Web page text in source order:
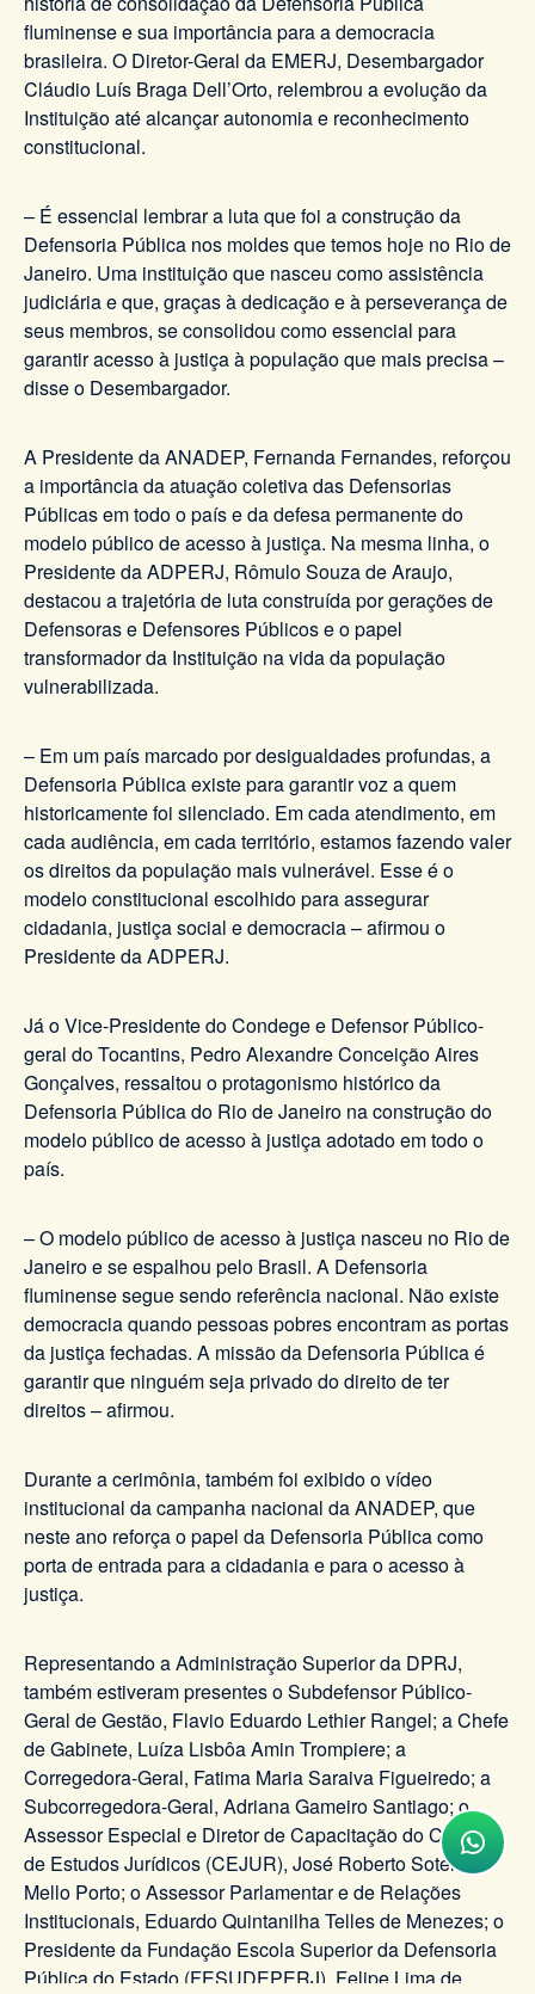
fluminense e sua importância para a democracia
brasileira. O Diretor-Geral da EMERJ, Desembargador
Cláudio Luís Braga Dell’Orto, relembrou a evolução da
Instituição até alcançar autonomia e reconhecimento
constitucional.
– É essencial lembrar a luta que foi a construção da
Defensoria Pública nos moldes que temos hoje no Rio de
Janeiro. Uma instituição que nasceu como assistência
judiciária e que, graças à dedicação e à perseverança de
seus membros, se consolidou como essencial para
garantir acesso à justiça à população que mais precisa –
disse o Desembargador.
A Presidente da ANADEP, Fernanda Fernandes, reforçou
a importância da atuação coletiva das Defensorias
Públicas em todo o país e da defesa permanente do
modelo público de acesso à justiça. Na mesma linha, o
Presidente da ADPERJ, Rômulo Souza de Araujo,
destacou a trajetória de luta construída por gerações de
Defensoras e Defensores Públicos e o papel
transformador da Instituição na vida da população
vulnerabilizada.
– Em um país marcado por desigualdades profundas, a
Defensoria Pública existe para garantir voz a quem
historicamente foi silenciado. Em cada atendimento, em
cada audiência, em cada território, estamos fazendo valer
os direitos da população mais vulnerável. Esse é o
modelo constitucional escolhido para assegurar
cidadania, justiça social e democracia – afirmou o
Presidente da ADPERJ.
Já o Vice-Presidente do Condege e Defensor Público-
geral do Tocantins, Pedro Alexandre Conceição Aires
Gonçalves, ressaltou o protagonismo histórico da
Defensoria Pública do Rio de Janeiro na construção do
modelo público de acesso à justiça adotado em todo o
país.
– O modelo público de acesso à justiça nasceu no Rio de
Janeiro e se espalhou pelo Brasil. A Defensoria
fluminense segue sendo referência nacional. Não existe
democracia quando pessoas pobres encontram as portas
da justiça fechadas. A missão da Defensoria Pública é
garantir que ninguém seja privado do direito de ter
direitos – afirmou.
Durante a cerimônia, também foi exibido o vídeo
institucional da campanha nacional da ANADEP, que
neste ano reforça o papel da Defensoria Pública como
porta de entrada para a cidadania e para o acesso à
justiça.
Representando a Administração Superior da DPRJ,
também estiveram presentes o Subdefensor Público-
Geral de Gestão, Flavio Eduardo Lethier Rangel; a Chefe
de Gabinete, Luíza Lisbôa Amin Trompiere; a
Corregedora-Geral, Fatima Maria Saraiva Figueiredo; a
Subcorregedora-Geral, Adriana Gameiro Santiago; o
Assessor Especial e Diretor de Capacitação do Centro
de Estudos Jurídicos (CEJUR), José Roberto Sotero de
Mello Porto; o Assessor Parlamentar e de Relações
Institucionais, Eduardo Quintanilha Telles de Menezes; o
Presidente da Fundação Escola Superior da Defensoria
Pública do Estado (FESUDEPERJ), Felipe Lima de